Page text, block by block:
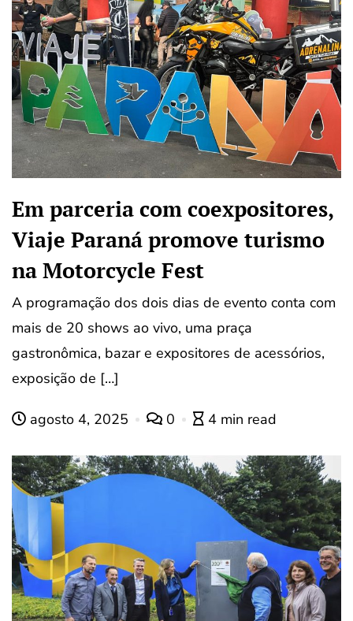
Em parceria com coexpositores,
Viaje Paraná promove turismo
na Motorcycle Fest
A programação dos dois dias de evento conta com
mais de 20 shows ao vivo, uma praça
gastronômica, bazar e expositores de acessórios,
exposição de […]
agosto 4, 2025 0 4 min read